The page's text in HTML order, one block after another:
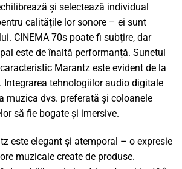
și selectează individual
calitățile lor sonore – ei sunt
CINEMA 70s poate fi subțire, dar
este de înaltă performanță. Sunetul
Marantz este evident de la
Integrarea tehnologiilor audio digitale
muzica dvs. preferată și coloanele
să fie bogate și imersive.
este elegant și atemporal – o expresie
muzicale create de produse.